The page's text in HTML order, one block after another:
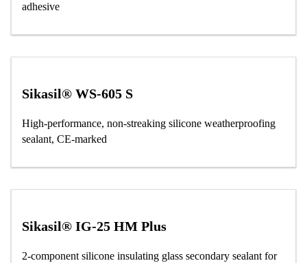
adhesive
Sikasil® WS-605 S
High-performance, non-streaking silicone weatherproofing
sealant, CE-marked
Sikasil® IG-25 HM Plus
2-component silicone insulating glass secondary sealant for